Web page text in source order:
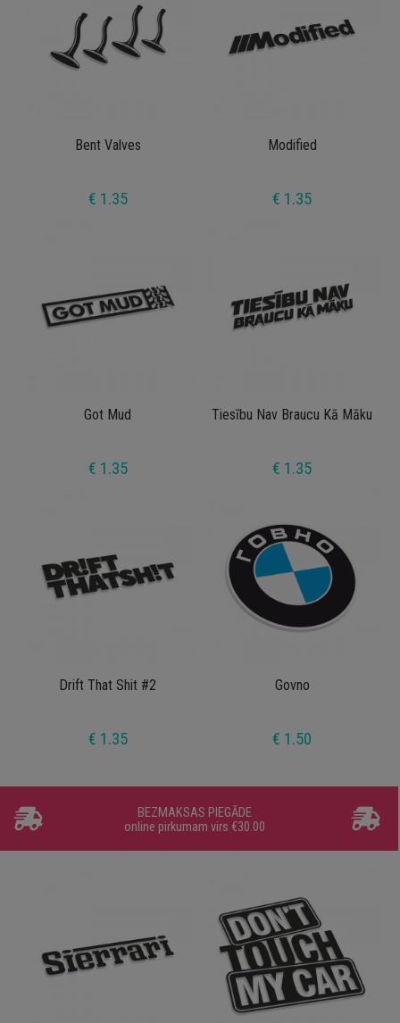
Bent Valves
€ 1.35
Modified
€ 1.35
Got Mud
€ 1.35
Tiesību Nav Braucu Kā Māku
€ 1.35
Drift That Shit #2
€ 1.35
Govno
€ 1.50
BEZMAKSAS PIEGĀDE
online pirkumam virs €30.00